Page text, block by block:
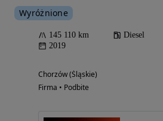
Wyróżnione
145 110 km Diesel
2019
Chorzów (Śląskie)
Firma • Podbite